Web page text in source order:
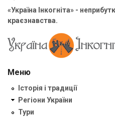
«Україна Інкогніта» -
краєзнавства.
Меню
Історія і традиції
Регіони України
Тури